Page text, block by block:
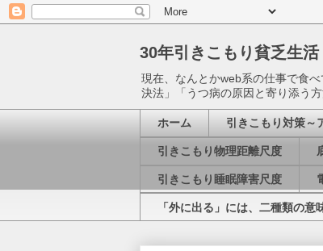
30年引きこもり貧乏生活
現在、なんとかweb系の仕事で食
決法」「うつ病の原因と寄り添う
ホーム 引きこもり対策～
引きこもり物理距離尺度
引きこもり睡眠障害尺度
「外に出る」には、二種類の意